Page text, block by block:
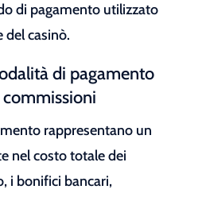
di pagamento utilizzato
del casinò.
di pagamento
commissioni
rappresentano un
nel costo totale dei
i bonifici bancari,